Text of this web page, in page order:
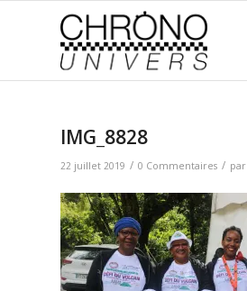
IMG_8828
22 juillet 2019 / 0 Commentaires / par